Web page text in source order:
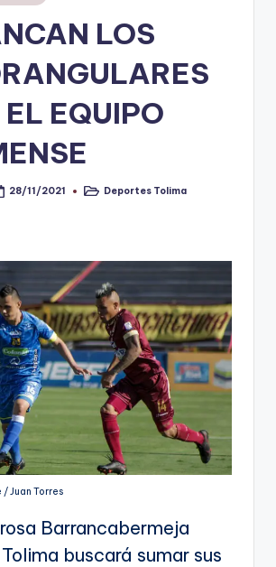
LOS
EQUIPO
28/11/2021
Publicado
Deportes Tolima
Juan Torres
Barrancabermeja
buscará sumar sus